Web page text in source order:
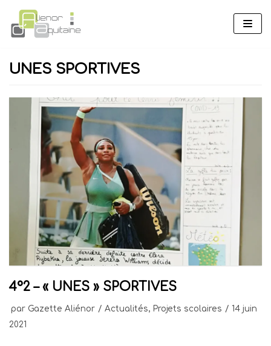
Aller
au
UNES SPORTIVES
4°2 – « UNES » SPORTIVES
par Gazette Aliénor Actualités, Projets scolaires
14 juin
2021